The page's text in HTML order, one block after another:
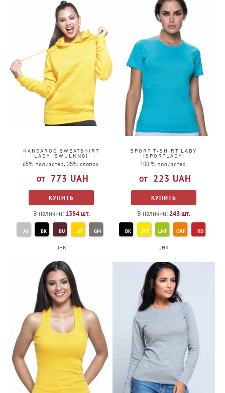
PU RP
SK TU
KANGAROO SWEATSHIRT
LADY (SWULKNG)
65% полиэстер, 35% хлопок
773 UAH
КУПИТЬ
В наличии: 1354шт.
AS BK BU SY GM
OR
RB SK
SPORT T-SHIRT LADY
(SPORTLADY)
100 % полиэстер
223 UAH
КУПИТЬ
В наличии:243шт.
BK SYF LMF ORF RD
WH
JHK JHK